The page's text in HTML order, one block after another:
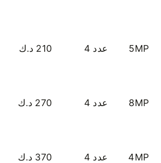
5MP عدد 4 210 د.ك
8MP عدد 4 270 د.ك
4MP عدد 4 370 د.ك